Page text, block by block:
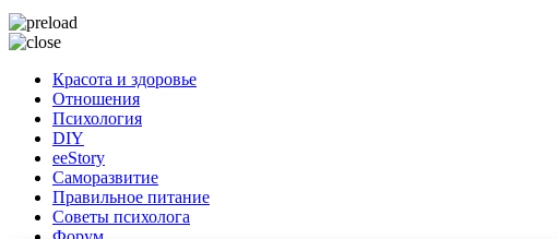
Красота и здоровье
Отношения
Психология
DIY
ееStory
Саморазвитие
Правильное питание
Советы психолога